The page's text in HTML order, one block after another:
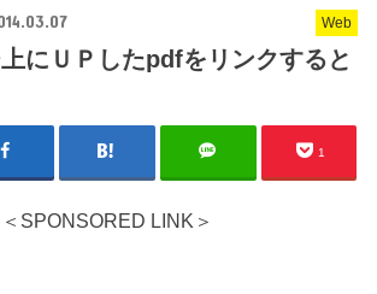
Web
にＵＰしたpdfをリンクすると
1
＜SPONSORED LINK＞